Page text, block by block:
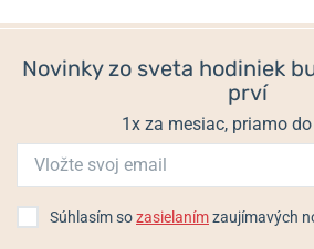
Style
Trend
Novinky zo sveta hodiniek
prví
1x za mesiac, priamo
Súhlasím sozasielanímzaujímavých